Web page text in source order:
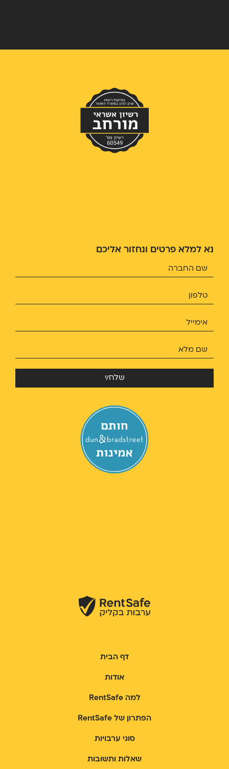
נא למלא פרטים ונחזור אליכם
שלח/י
דף הבית
אודות
למה RentSafe
הפתרון של RentSafe
סוגי ערבויות
שאלות ותשובות